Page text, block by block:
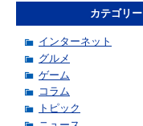
カテゴリー
インターネット
グルメ
ゲーム
コラム
トピック